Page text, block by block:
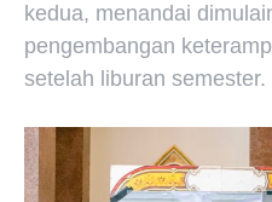
kedua, menandai
pengembangan
setelah liburan semester.